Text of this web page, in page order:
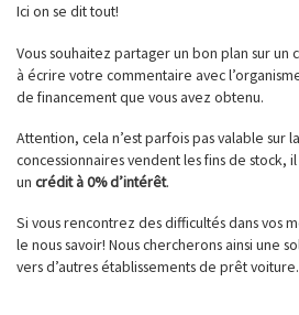
Ici on se dit tout!
Vous souhaitez partager un bon plan sur un
à écrire votre commentaire avec
de financement que vous avez obtenu.
Attention, cela n’est parfois pas valable sur
concessionnaires vendent les fins de stock,
un crédit à 0% d’intérêt.
Si vous rencontrez des difficultés dans vos
le nous savoir! Nous chercherons ainsi une
vers d’autres établissements de prêt voiture.